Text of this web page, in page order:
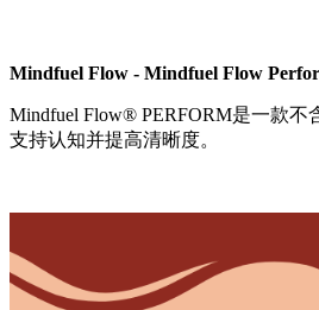
Mindfuel Flow - Mindfuel Flow
Mindfuel Flow® PERFORM是一款不
支持认知并提高清晰度。